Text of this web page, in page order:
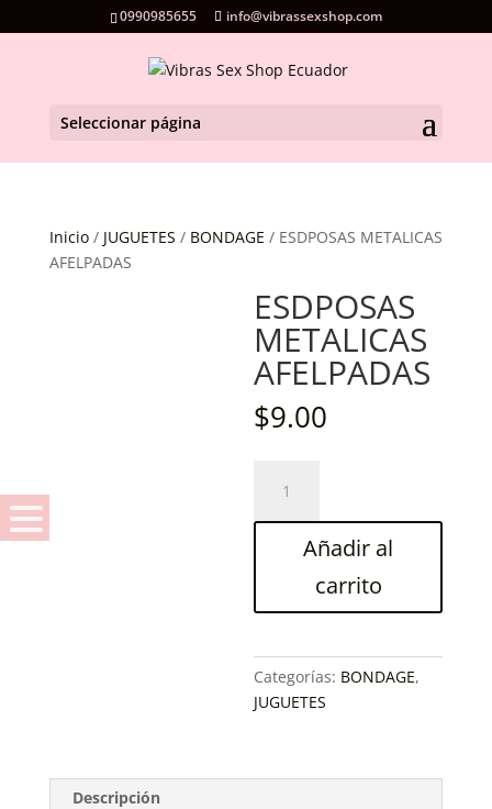
0990985655 info@vibrassexshop.com
Seleccionar página
Inicio/ JUGUETES / BONDAGE / ESDPOSAS METALICAS
AFELPADAS
ESDPOSAS
METALICAS
AFELPADAS
$9.00
METALICAS
AFELPADAS
cantidadAñadir al
carrito
Categorías: BONDAGE,
JUGUETES
Descripción